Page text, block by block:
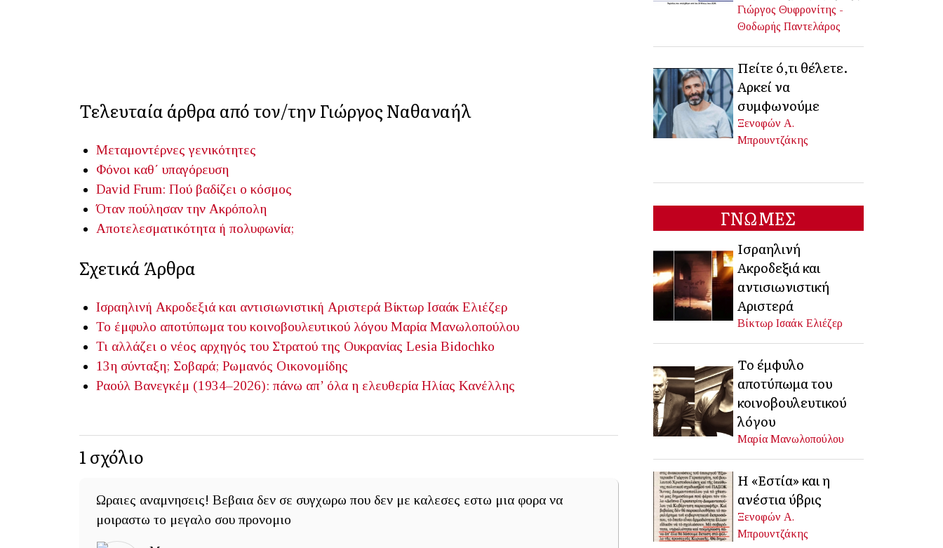
Τελευταία άρθρα από τον/την Γιώργος Ναθαναήλ
Μεταμοντέρνες γενικότητες
Φόνοι καθ΄ υπαγόρευση
David Frum: Πού βαδίζει ο κόσμος
Όταν πούλησαν την Ακρόπολη
Αποτελεσματικότητα ή πολυφωνία;
Σχετικά Άρθρα
Ισραηλινή Ακροδεξιά και αντισιωνιστική Αριστερά Βίκτωρ Ισαάκ Ελιέζερ
Το έμφυλο αποτύπωμα του κοινοβουλευτικού λόγου Μαρία Μανωλοπούλου
Τι αλλάζει ο νέος αρχηγός του Στρατού της Ουκρανίας Lesia Bidochko
13η σύνταξη; Σοβαρά; Ρωμανός Οικονομίδης
Ραούλ Βανεγκέμ (1934–2026): πάνω απ’ όλα η ελευθερία Ηλίας Κανέλλης
1 σχόλιο
Ωραιες αναμνησεις! Βεβαια δεν σε συγχωρω που δεν με καλεσες εστω μια φορα να
μοιραστω το μεγαλο σου προνομιο
Γιώργος Θυφρονίτης -
Θοδωρής Παντελάρος
Πείτε ό,τι θέλετε.
Αρκεί να
συμφωνούμε
Ξενοφών Α.
Μπρουντζάκης
ΓΝΩΜΕΣ
Ισραηλινή
Ακροδεξιά και
αντισιωνιστική
Αριστερά
Βίκτωρ Ισαάκ Ελιέζερ
Το έμφυλο
αποτύπωμα του
κοινοβουλευτικού
λόγου
Μαρία Μανωλοπούλου
Η «Εστία» και η
ανέστια ύβρις
Ξενοφών Α.
Μπρουντζάκης